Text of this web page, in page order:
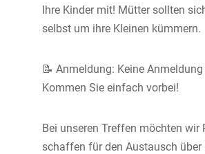
Ihre Kinder mit! Mütter sollten
selbst um ihre Kleinen kümmern.
📝 Anmeldung: Keine
Kommen Sie einfach vorbei!
Bei unseren Treffen möchten wir
schaffen für den Austausch über